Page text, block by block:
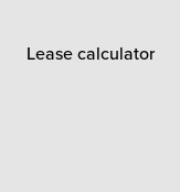
Lease calculator